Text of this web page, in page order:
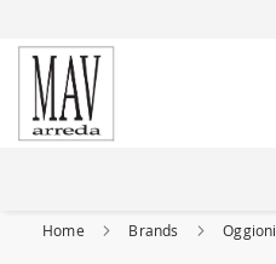
Home Brands Oggioni